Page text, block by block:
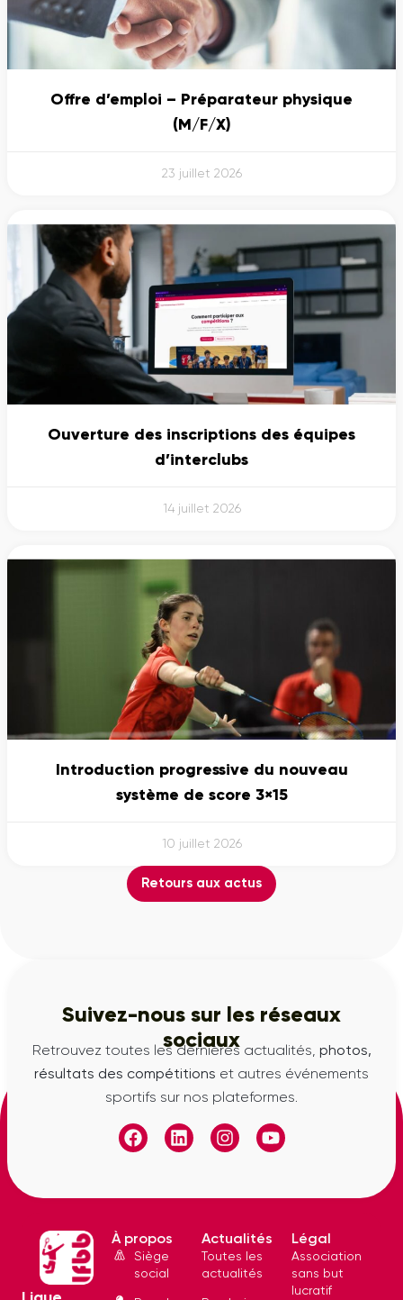
Offre d’emploi – Préparateur physique
(M/F/X)
23 juillet 2026
Ouverture des inscriptions des équipes
d’interclubs
14 juillet 2026
Introduction progressive du nouveau
système de score 3×15
10 juillet 2026
Retours aux actus
Suivez-nous sur les réseaux
sociaux
Retrouvez toutes les dernières actualités, photos,
résultats des compétitions et autres événements
sportifs sur nos plateformes.
À propos
Siège
social
Actualités
Toutes les
actualités
Légal
Association
sans but
lucratif